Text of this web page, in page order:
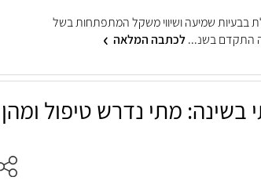
בבעיות שמיעה ושיווי משקל המתפתחות בשל
התקדם בשנ...לכתבה המלאה
בשינה: מתי נדרש טיפול ומהן